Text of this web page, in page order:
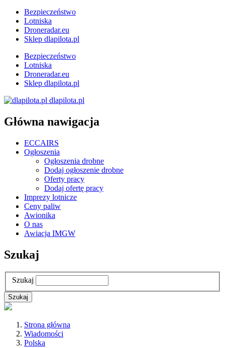
Bezpieczeństwo
Lotniska
Droneradar.eu
Sklep dlapilota.pl
Bezpieczeństwo
Lotniska
Droneradar.eu
Sklep dlapilota.pl
dlapilota.pl
Główna nawigacja
ECCAIRS
Ogłoszenia
Ogłoszenia drobne
Dodaj ogłoszenie drobne
Oferty pracy
Dodaj ofertę pracy
Imprezy lotnicze
Ceny paliw
Awionika
O nas
Awiacja IMGW
Szukaj
Szukaj
Strona główna
Wiadomości
Polska